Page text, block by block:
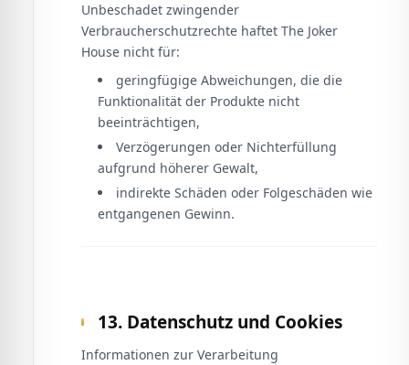
Unbeschadet zwingender
Verbraucherschutzrechte haftet The Joker
House nicht für:
geringfügige Abweichungen, die die
Funktionalität der Produkte nicht
beeinträchtigen,
Verzögerungen oder Nichterfüllung
aufgrund höherer Gewalt,
indirekte Schäden oder Folgeschäden wie
entgangenen Gewinn.
13. Datenschutz und Cookies
Informationen zur Verarbeitung